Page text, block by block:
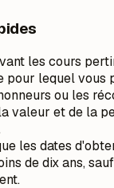
les cours
pour lequel vous
ou les
valeur et de la
les dates
de dix ans,